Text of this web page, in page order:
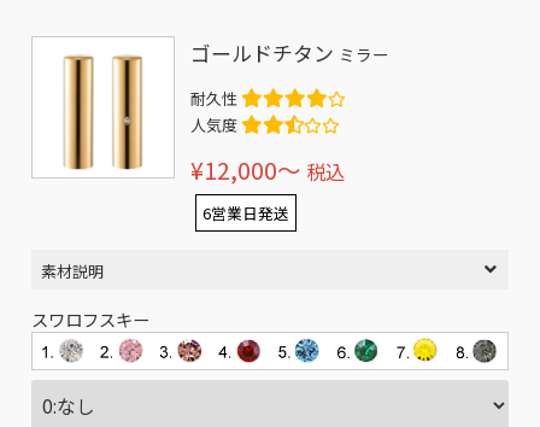
ゴールドチタン ミラー
耐久性
人気度
¥12,000〜 税込
6営業日発送
素材説明
スワロフスキー